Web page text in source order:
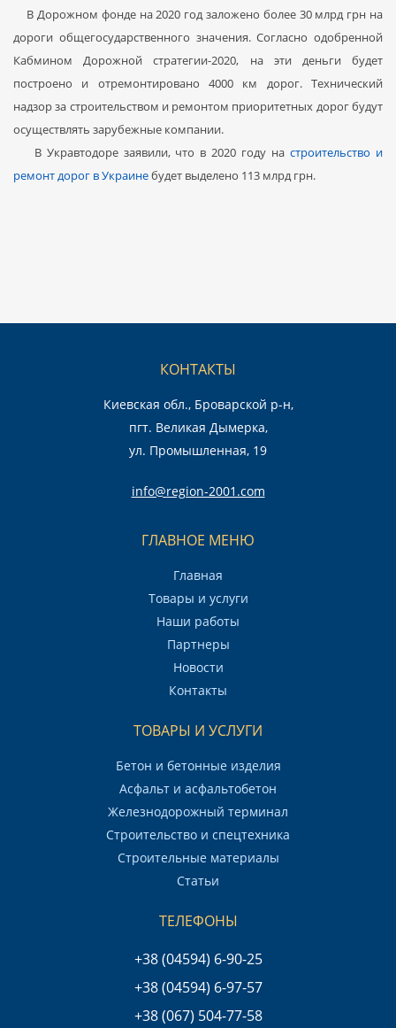
В Дорожном фонде на 2020 год заложено более 30 млрд грн на
дороги общегосударственного значения. Согласно одобренной
Кабмином Дорожной стратегии-2020, на эти деньги будет
построено и отремонтировано 4000 км дорог. Технический
надзор за строительством и ремонтом приоритетных дорог будут
осуществлять зарубежные компании.
В Укравтодоре заявили, что в 2020 году настроительство и
ремонт дорог в Украинебудет выделено 113 млрд грн.
КОНТАКТЫ
Киевская обл., Броварской р-н,
пгт. Великая Дымерка,
ул. Промышленная, 19
info@region-2001.com
ГЛАВНОЕ МЕНЮ
Главная
Товары и услуги
Наши работы
Партнеры
Новости
Контакты
ТОВАРЫ И УСЛУГИ
Бетон и бетонные изделия
Асфальт и асфальтобетон
Железнодорожный терминал
Строительство и спецтехника
Строительные материалы
Статьи
ТЕЛЕФОНЫ
+38 (04594) 6-90-25
+38 (04594) 6-97-57
+38 (067) 504-77-58